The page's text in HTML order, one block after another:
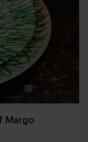
Margo